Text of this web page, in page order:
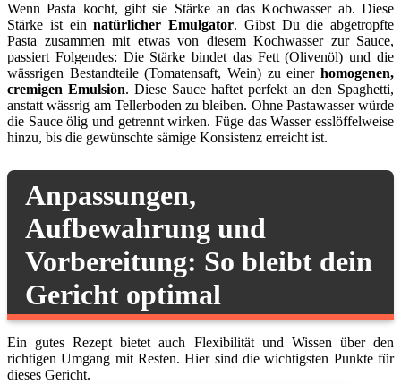
Wenn Pasta kocht, gibt sie Stärke an das Kochwasser ab. Diese
Stärke ist einnatürlicher Emulgator. Gibst Du die abgetropfte
Pasta zusammen mit etwas von diesem Kochwasser zur Sauce,
passiert Folgendes: Die Stärke bindet das Fett (Olivenöl) und die
wässrigen Bestandteile (Tomatensaft, Wein) zu einer homogenen,
cremigen Emulsion. Diese Sauce haftet perfekt an den Spaghetti,
anstatt wässrig am Tellerboden zu bleiben. Ohne Pastawasser würde
die Sauce ölig und getrennt wirken. Füge das Wasser esslöffelweise
hinzu, bis die gewünschte sämige Konsistenz erreicht ist.
Anpassungen,
Aufbewahrung und
Vorbereitung: So bleibt dein
Gericht optimal
Ein gutes Rezept bietet auch Flexibilität und Wissen über den
richtigen Umgang mit Resten. Hier sind die wichtigsten Punkte für
dieses Gericht.